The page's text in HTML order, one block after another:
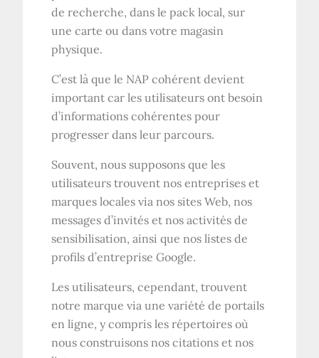
de recherche, dans le pack local, sur
une carte ou dans votre magasin
physique.
C’est là que le NAP cohérent devient
important car les utilisateurs ont besoin
d’informations cohérentes pour
progresser dans leur parcours.
Souvent, nous supposons que les
utilisateurs trouvent nos entreprises et
marques locales via nos sites Web, nos
messages d’invités et nos activités de
sensibilisation, ainsi que nos listes de
profils d’entreprise Google.
Les utilisateurs, cependant, trouvent
notre marque via une variété de portails
en ligne, y compris les répertoires où
nous construisons nos citations et nos